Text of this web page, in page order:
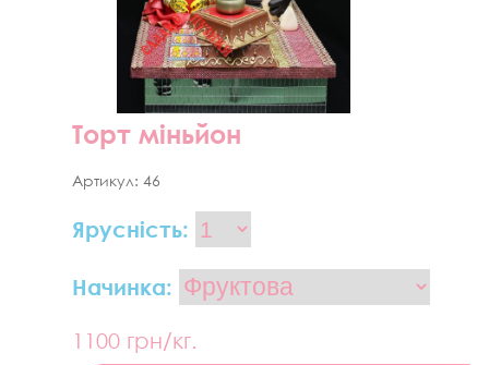
Торт міньйон
Артикул: 46
Ярусність:
Начинка:
1100грн/кг.